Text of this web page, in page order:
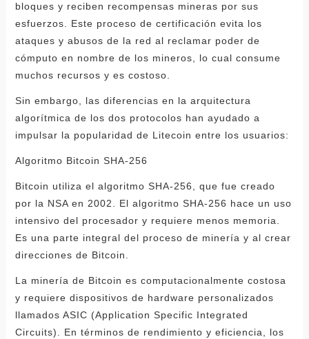
bloques y reciben recompensas mineras por sus
esfuerzos. Este proceso de certificación evita los
ataques y abusos de la red al reclamar poder de
cómputo en nombre de los mineros, lo cual consume
muchos recursos y es costoso.
Sin embargo, las diferencias en la arquitectura
algorítmica de los dos protocolos han ayudado a
impulsar la popularidad de Litecoin entre los usuarios:
Algoritmo Bitcoin SHA-256
Bitcoin utiliza el algoritmo SHA-256, que fue creado
por la NSA en 2002. El algoritmo SHA-256 hace un uso
intensivo del procesador y requiere menos memoria.
Es una parte integral del proceso de minería y al crear
direcciones de Bitcoin.
La minería de Bitcoin es computacionalmente costosa
y requiere dispositivos de hardware personalizados
llamados ASIC (Application Specific Integrated
Circuits). En términos de rendimiento y eficiencia, los